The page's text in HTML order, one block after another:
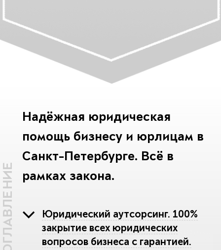
ОГЛАВЛЕНИЕ
Надёжная юридическая
помощь бизнесу и юрлицам в
Санкт-Петербурге. Всё в
рамках закона.
Юридический аутсорсинг. 100%
закрытие всех юридических
вопросов бизнеса с гарантией.